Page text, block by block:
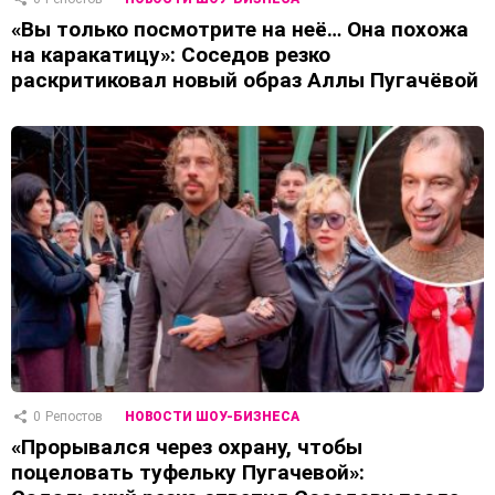
«Вы только посмотрите на неё… Она похожа
на каракатицу»: Соседов резко
раскритиковал новый образ Аллы Пугачёвой
0 Репостов НОВОСТИ ШОУ-БИЗНЕСА
«Прорывался через охрану, чтобы
поцеловать туфельку Пугачевой»: